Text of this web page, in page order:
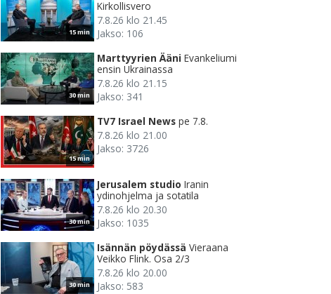
15 min
Kirkollisvero
7.8.26 klo 21.45
Jakso: 106
30 min
Marttyyrien Ääni Evankeliumi
ensin Ukrainassa
7.8.26 klo 21.15
Jakso: 341
15 min
TV7 Israel News pe 7.8.
7.8.26 klo 21.00
Jakso: 3726
30 min
Jerusalem studio Iranin
ydinohjelma ja sotatila
7.8.26 klo 20.30
Jakso: 1035
30 min
Isännän pöydässä Vieraana
Veikko Flink. Osa 2/3
7.8.26 klo 20.00
Jakso: 583